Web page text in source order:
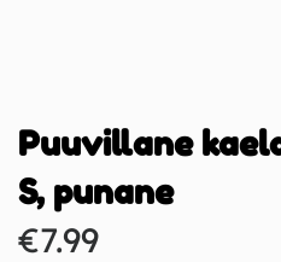
Puuvillane
S, punane
€7.99